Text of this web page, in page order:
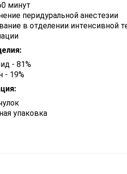
минут
перидуральной анестезии
в отделении интенсивной
- 81%
- 19%
упаковка